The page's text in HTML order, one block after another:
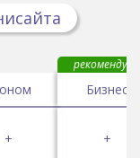
рекомендуем
Бизнес
+ +